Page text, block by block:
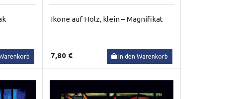
Ikone auf Holz, klein – Magnifikat
7,80 € In den Warenkorb